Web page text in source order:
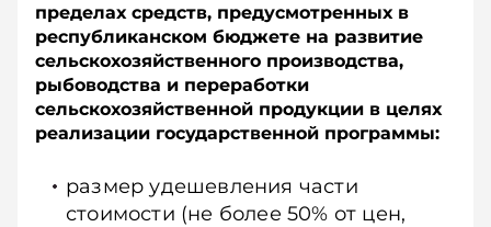
пределах средств, предусмотренных в
республиканском бюджете на развитие
сельскохозяйственного производства,
рыбоводства и переработки
сельскохозяйственной продукции в целях
реализации государственной программы:
размер удешевления части
стоимости (не более 50% от цен,